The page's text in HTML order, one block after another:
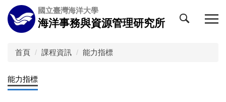
跳
到
主
區
國立臺灣海洋大學
海洋事務與資源管理研究所
首頁 課程資訊 能力指標
能力指標